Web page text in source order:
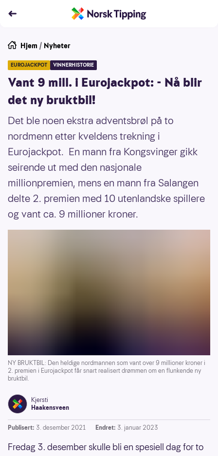
Hjem / Nyheter
EUROJACKPOT VINNERHISTORIE
Vant 9 mill. i Eurojackpot: - Nå blir
det ny bruktbil!
Det ble noen ekstra adventsbrøl på to
nordmenn etter kveldens trekning i
Eurojackpot. En mann fra Kongsvinger gikk
seirende ut med den nasjonale
millionpremien, mens en mann fra Salangen
delte 2. premien med 10 utenlandske spillere
og vant ca. 9 millioner kroner.
NY BRUKTBIL: Den heldige nordmannen som vant over 9 millioner kroner i
2. premien i Eurojackpot får snart realisert drømmen om en flunkende ny
bruktbil.
Kjersti
Haakensveen
Publisert: 3. desember 2021 Endret: 3. januar 2023
Fredag 3. desember skulle bli en spesiell dag for to